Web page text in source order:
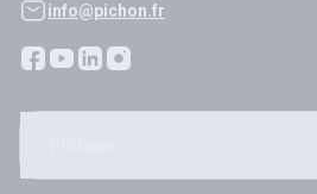
info@pichon.fr